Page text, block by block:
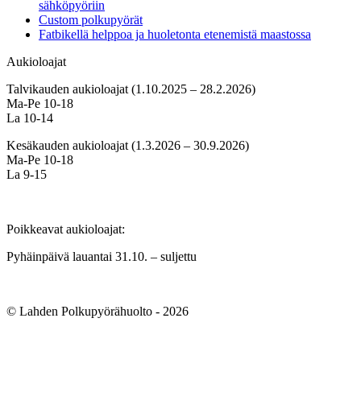
sähköpyöriin
Custom polkupyörät
Fatbikellä helppoa ja huoletonta etenemistä maastossa
Aukioloajat
Talvikauden aukioloajat (1.10.2025 – 28.2.2026)
Ma-Pe 10-18
La 10-14
Kesäkauden aukioloajat (1.3.2026 – 30.9.2026)
Ma-Pe 10-18
La 9-15
Poikkeavat aukioloajat:
Pyhäinpäivä lauantai 31.10. – suljettu
© Lahden Polkupyörähuolto - 2026